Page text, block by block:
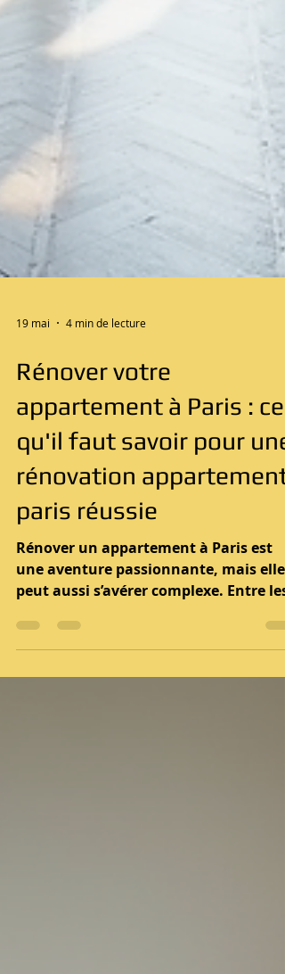
Rénover votre
appartement à Paris : ce
qu'il faut savoir pour une
rénovation appartement
paris réussie
Rénover un appartement à Paris est
une aventure passionnante, mais elle
peut aussi s’avérer complexe. Entre les